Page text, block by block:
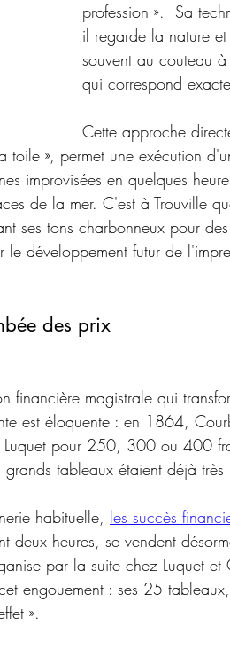
profession ».  Sa
il regarde la nature
souvent au couteau
qui correspond
Cette approche
», permet une exécution
improvisées en quelques
de la mer. C'est à Trouville
ses tons charbonneux pour
développement futur de
des prix
financière magistrale qui
est éloquente : en 1864,
Luquet pour 250, 300 ou 400
tableaux étaient déjà très
habituelle, les succès
deux heures, se vendent
par la suite chez Luquet
engouement : ses 25
».